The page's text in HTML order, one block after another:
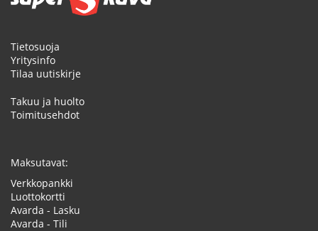
Tietosuoja
Yritysinfo
Tilaa uutiskirje
Takuu ja huolto
Toimitusehdot
Maksutavat:
Verkkopankki
Luottokortti
Avarda - Lasku
Avarda - Tili